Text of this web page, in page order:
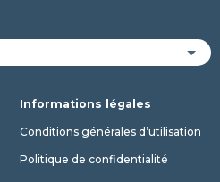
Informations légales
Conditions générales d’utilisation
Politique de confidentialité